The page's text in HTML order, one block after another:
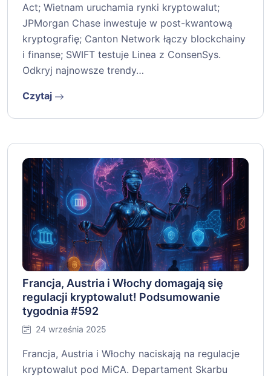
Act; Wietnam uruchamia rynki kryptowalut;
JPMorgan Chase inwestuje w post-kwantową
kryptografię; Canton Network łączy blockchainy
i finanse; SWIFT testuje Linea z ConsenSys.
Odkryj najnowsze trendy…
Czytaj
Francja, Austria i Włochy domagają się
regulacji kryptowalut! Podsumowanie
tygodnia #592
24 września 2025
Francja, Austria i Włochy naciskają na regulacje
kryptowalut pod MiCA. Departament Skarbu